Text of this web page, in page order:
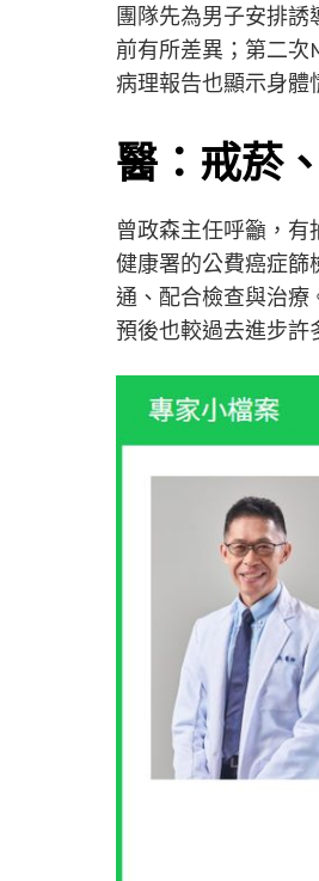
團隊先為男子安排
前有所差異；第二次
病理報告也顯示身體
醫：戒菸
曾政森主任呼籲，
健康署的公費癌症篩
通、配合檢查與治療
預後也較過去進步許